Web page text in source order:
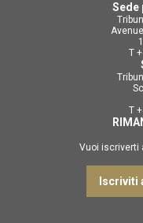
Sede
T
T
Vuoi iscriverti
Iscriviti